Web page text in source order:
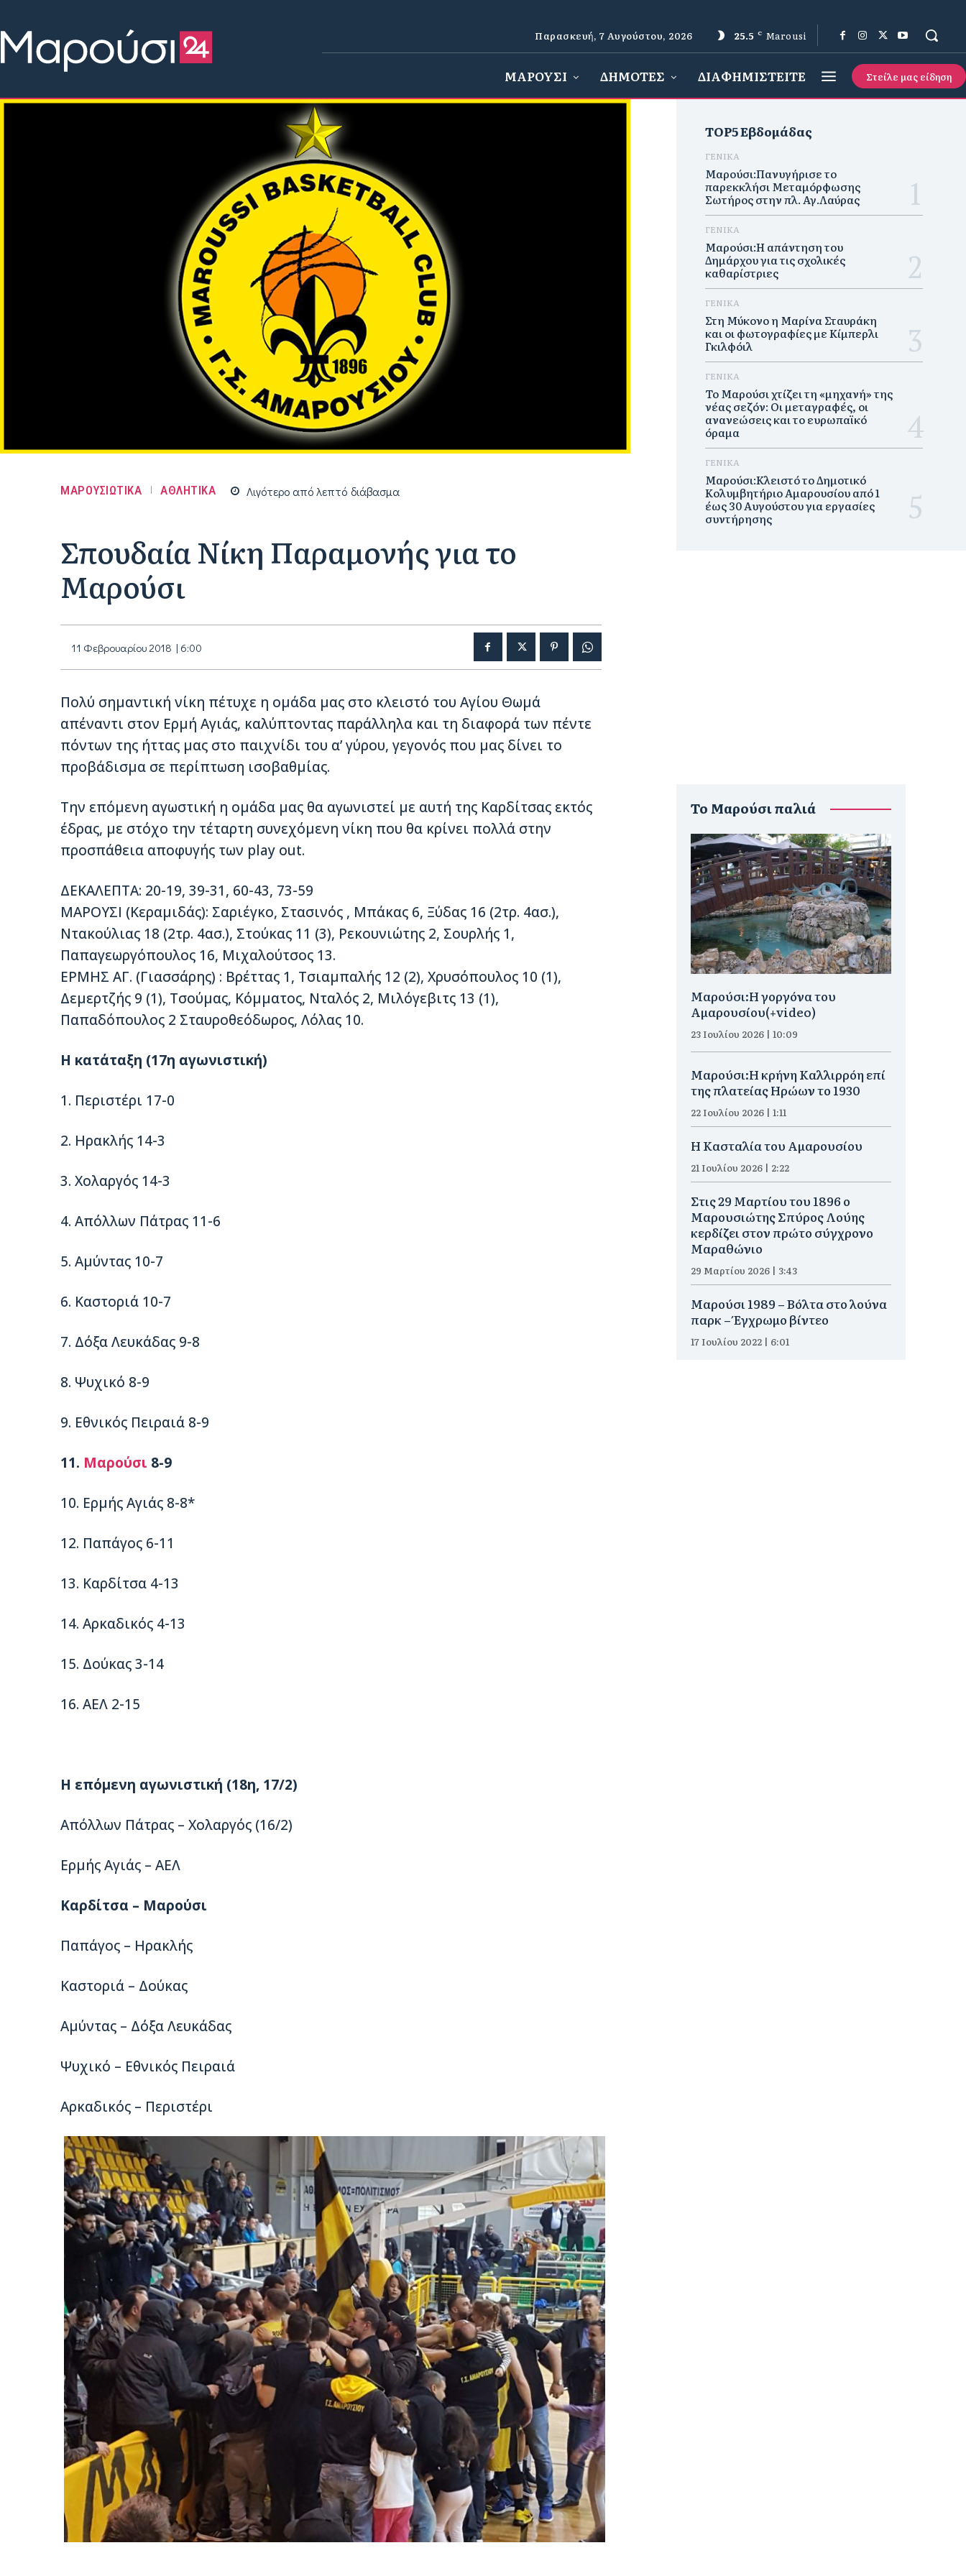
Παρασκευή, 7 Αυγούστου, 2026 25.5 C Marousi
ΜΑΡΟΥΣΙ ΔΗΜΟΤΕΣ ΔΙΑΦΗΜΙΣΤΕΙΤΕ Στείλε μας είδηση
ΜΑΡΟΥΣΙΩΤΙΚΑ ΑΘΛΗΤΙΚΑ Λιγότερο απόλεπτό διάβασμα
Σπουδαία Νίκη Παραμονής για το
Μαρούσι
11 Φεβρουαρίου 2018 | 6:00
Πολύ σημαντική νίκη πέτυχε η ομάδα μας στο κλειστό του Αγίου Θωμά
απέναντι στον Ερμή Αγιάς, καλύπτοντας παράλληλα και τη διαφορά των πέντε
πόντων της ήττας μας στο παιχνίδι του α’ γύρου, γεγονός που μας δίνει το
προβάδισμα σε περίπτωση ισοβαθμίας.
Την επόμενη αγωστική η ομάδα μας θα αγωνιστεί με αυτή της Καρδίτσας εκτός
έδρας, με στόχο την τέταρτη συνεχόμενη νίκη που θα κρίνει πολλά στην
προσπάθεια αποφυγής των play out.
ΔΕΚΑΛΕΠΤΑ: 20-19, 39-31, 60-43, 73-59
ΜΑΡΟΥΣΙ (Κεραμιδάς): Σαριέγκο, Στασινός , Μπάκας 6, Ξύδας 16 (2τρ. 4ασ.),
Ντακούλιας 18 (2τρ. 4ασ.), Στούκας 11 (3), Ρεκουνιώτης 2, Σουρλής 1,
Παπαγεωργόπουλος 16, Μιχαλούτσος 13.
ΕΡΜΗΣ ΑΓ. (Γιασσάρης) : Βρέττας 1, Τσιαμπαλής 12 (2), Χρυσόπουλος 10 (1),
Δεμερτζής 9 (1), Τσούμας, Κόμματος, Νταλός 2, Μιλόγεβιτς 13 (1),
Παπαδόπουλος 2 Σταυροθεόδωρος, Λόλας 10.
Η κατάταξη (17η αγωνιστική)
1. Περιστέρι 17-0
2. Ηρακλής 14-3
3. Χολαργός 14-3
4. Απόλλων Πάτρας 11-6
5. Αμύντας 10-7
6. Καστοριά 10-7
7. Δόξα Λευκάδας 9-8
8. Ψυχικό 8-9
9. Εθνικός Πειραιά 8-9
11. Μαρούσι 8-9
10. Ερμής Αγιάς 8-8*
12. Παπάγος 6-11
13. Καρδίτσα 4-13
14. Αρκαδικός 4-13
15. Δούκας 3-14
16. ΑΕΛ 2-15
Η επόμενη αγωνιστική (18η, 17/2)
Απόλλων Πάτρας – Χολαργός (16/2)
Ερμής Αγιάς – ΑΕΛ
Καρδίτσα – Μαρούσι
Παπάγος – Ηρακλής
Καστοριά – Δούκας
Αμύντας – Δόξα Λευκάδας
Ψυχικό – Εθνικός Πειραιά
Αρκαδικός – Περιστέρι
TOP5 Εβδομάδας
ΓΕΝΙΚΑ
Μαρούσι:Πανυγήρισε το
παρεκκλήσι Μεταμόρφωσης
Σωτήρος στην πλ. Αγ.Λαύρας
ΓΕΝΙΚΑ
Μαρούσι:Η απάντηση του
Δημάρχου για τις σχολικές
καθαρίστριες
ΓΕΝΙΚΑ
Στη Μύκονο η Μαρίνα Σταυράκη
και οι φωτογραφίες με Κίμπερλι
Γκιλφόιλ
ΓΕΝΙΚΑ
Το Μαρούσι χτίζει τη «μηχανή» της
νέας σεζόν: Οι μεταγραφές, οι
ανανεώσεις και το ευρωπαϊκό
όραμα
ΓΕΝΙΚΑ
Μαρούσι:Κλειστό το Δημοτικό
Κολυμβητήριο Αμαρουσίου από 1
έως 30 Αυγούστου για εργασίες
συντήρησης
To Μαρούσι παλιά
Μαρούσι:H γοργόνα του
Αμαρουσίου(+video)
23 Ιουλίου 2026 | 10:09
Μαρούσι:Η κρήνη Καλλιρρόη επί
της πλατείας Ηρώων το 1930
22 Ιουλίου 2026 | 1:11
Η Κασταλία του Αμαρουσίου
21 Ιουλίου 2026 | 2:22
Στις 29 Μαρτίου του 1896 ο
Μαρουσιώτης Σπύρος Λούης
κερδίζει στον πρώτο σύγχρονο
Μαραθώνιο
29 Μαρτίου 2026 | 3:43
Μαρούσι 1989 – Βόλτα στο λούνα
παρκ – Έγχρωμο βίντεο
17 Ιουλίου 2022 | 6:01